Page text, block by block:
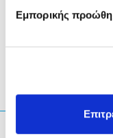
Εμπορικής
κοινοποίηση μέσω